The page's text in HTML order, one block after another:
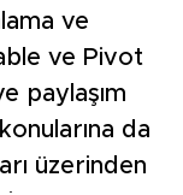
ve
ve Pivot
paylaşım
da
üzerinden